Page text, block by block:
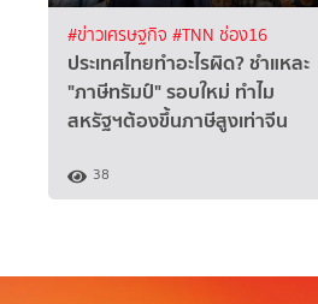
#ข่าวเศรษฐกิจ #TNN ช่อง16
ประเทศไทยทำอะไรผิด? ชำแหละ
"ภาษีทรัมป์" รอบใหม่ ทำไม
สหรัฐฯต้องขึ้นภาษีสูงเท่าจีน
38